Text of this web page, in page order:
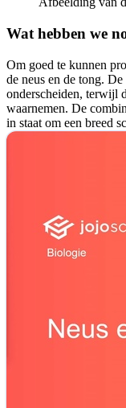
Wat hebben we
Om goed te kunnen
de neus en de tong.
onderscheiden, terwijl
waarnemen. De
in staat om een breed